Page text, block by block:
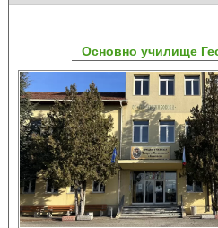
Основно училище